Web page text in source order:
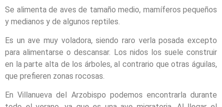
Se alimenta de aves de tamaño medio, mamíferos pequeños
y medianos y de algunos reptiles.
Es un ave muy voladora, siendo raro verla posada excepto
para alimentarse o descansar. Los nidos los suele construir
en la parte alta de los árboles, al contrario que otras águilas,
que prefieren zonas rocosas.
En Villanueva del Arzobispo podemos encontrarla durante